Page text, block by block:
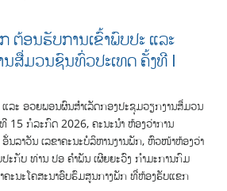
ຕ້ອນຮັບການເຂົ້າພົບປະ ແລະ
ນສື່ມວນຊົນທົ່ວປະເທດ ຄັ້ງທີ I
ະ ອວຍພອນຜົນສຳເລັດກອງປະຊຸມວຽກງານສື່ມວນ
ລະກົດ 2026, ຄະນະນໍາ ຫ້ອງວ່າການ
ນລາວັນ ເລຂາຄະນະບໍລິຫານງານພັກ, ຫົວໜ້າຫ້ອງວ່າ
ະກັບ ທ່ານ ປອ ຄຳພັນ ເຜີຍຍະວົງ ກຳມະການກົມ
ຄະນະໂຄສະນາອົບຮົມສູນກາງພັກ ທີ່ຫ້ອງຮັບແຂກ